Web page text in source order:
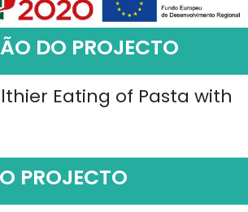
DO PROJECTO
Eating of Pasta with
PROJECTO